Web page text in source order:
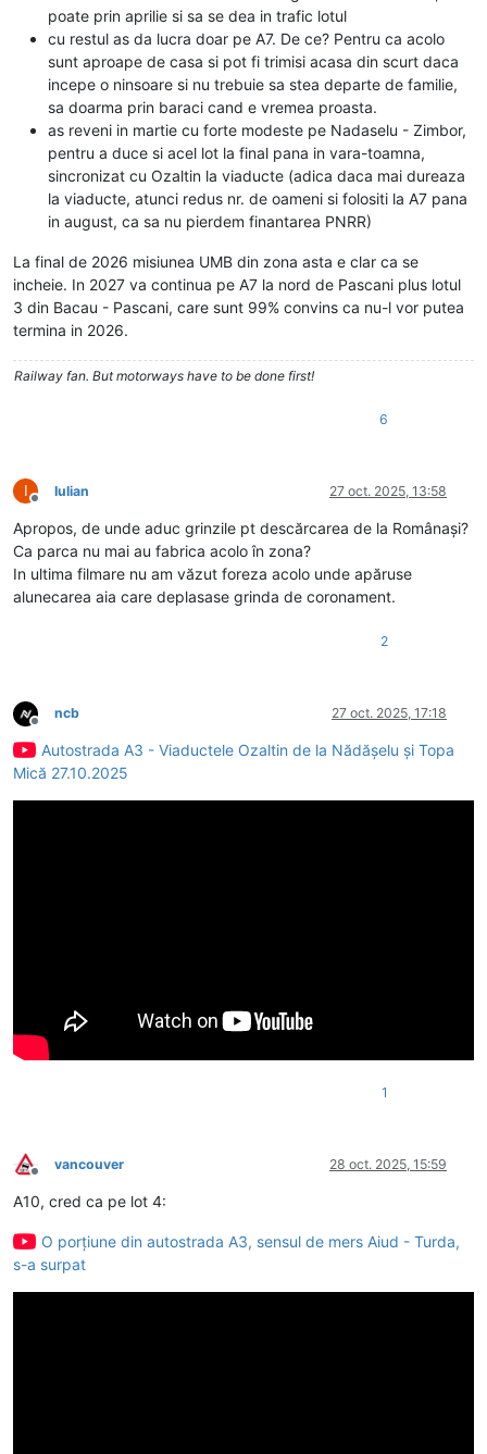
poate prin aprilie si sa se dea in trafic lotul
cu restul as da lucra doar pe A7. De ce? Pentru ca acolo
sunt aproape de casa si pot fi trimisi acasa din scurt daca
incepe o ninsoare si nu trebuie sa stea departe de familie,
sa doarma prin baraci cand e vremea proasta.
as reveni in martie cu forte modeste pe Nadaselu - Zimbor,
pentru a duce si acel lot la final pana in vara-toamna,
sincronizat cu Ozaltin la viaducte (adica daca mai dureaza
la viaducte, atunci redus nr. de oameni si folositi la A7 pana
in august, ca sa nu pierdem finantarea PNRR)
La final de 2026 misiunea UMB din zona asta e clar ca se
incheie. In 2027 va continua pe A7 la nord de Pascani plus lotul
3 din Bacau - Pascani, care sunt 99% convins ca nu-l vor putea
termina in 2026.
Railway fan. But motorways have to be done first!
6
I
Deconectat
Iulian 27 oct. 2025, 13:58
Apropos, de unde aduc grinzile pt descărcarea de la Românași?
Ca parca nu mai au fabrica acolo în zona?
In ultima filmare nu am văzut foreza acolo unde apăruse
alunecarea aia care deplasase grinda de coronament.
2
Deconectat
ncb 27 oct. 2025, 17:18
Autostrada A3 - Viaductele Ozaltin de la Nădășelu și Topa
Mică 27.10.2025
1
Deconectat
vancouver 28 oct. 2025, 15:59
A10, cred ca pe lot 4:
O porțiune din autostrada A3, sensul de mers Aiud - Turda,
s-a surpat